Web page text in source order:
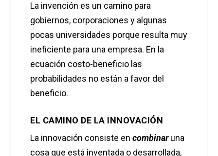
La invención es un camino para
gobiernos, corporaciones y algunas
pocas universidades porque resulta muy
ineficiente para una empresa. En la
ecuación costo-beneficio las
probabilidades no están a favor del
beneficio.
EL CAMINO DE LA INNOVACIÓN
La innovación consiste encombinaruna
cosa que está inventada o desarrollada,